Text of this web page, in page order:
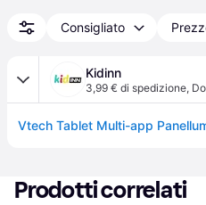
Consigliato
Kidinn
3,99 € di spedizione,
Prodotti correlati